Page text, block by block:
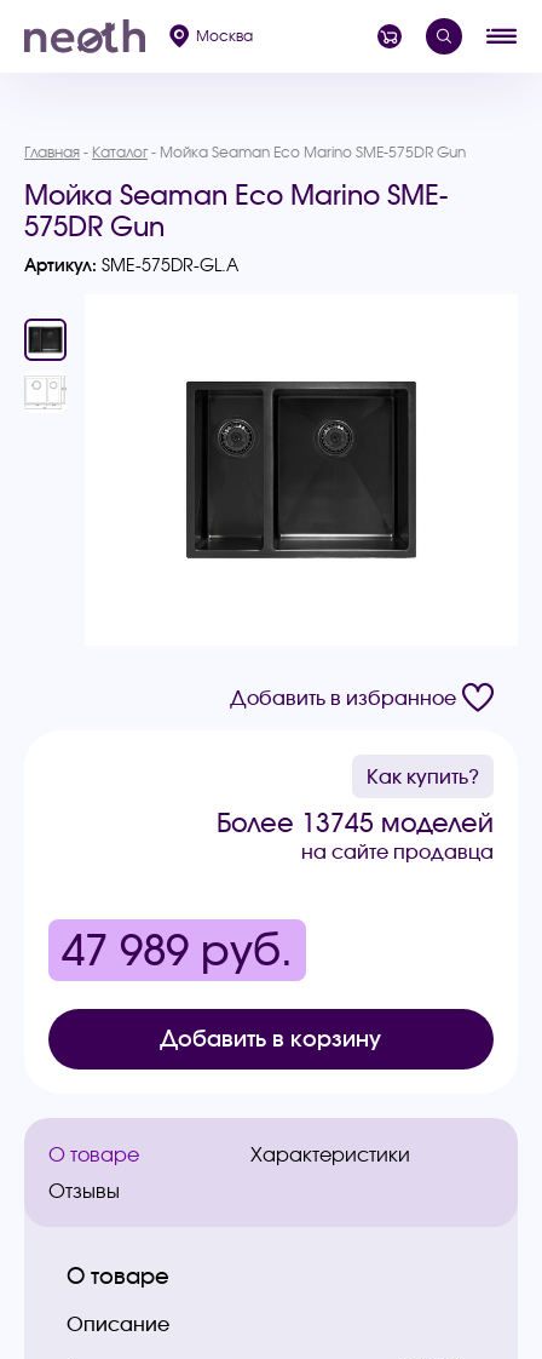
Москва
Главная Каталог Мойка Seaman Eco Marino SME-575DR Gun
Мойка Seaman Eco Marino SME-
575DR Gun
Артикул: SME-575DR-GL.A
Добавить в избранное
Как купить?
Более 13745 моделей
на сайте продавца
47 989 руб.
Добавить в корзину
О товаре
Характеристики
Отзывы
О товаре
Описание